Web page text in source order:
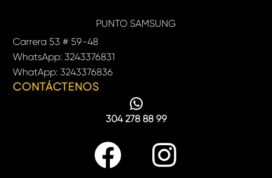
PUNTO SAMSUNG
Carrera 53 # 59-48
WhatsApp: 3243376831
WhatApp: 3243376836
CONTÁCTENOS
304 278 88 99